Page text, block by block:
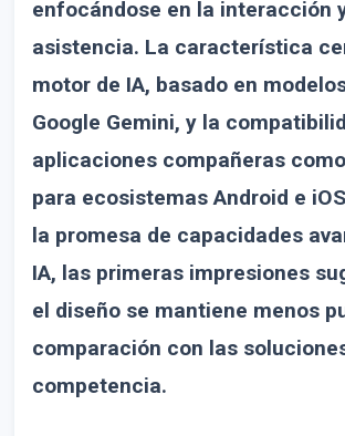
enfocándose en la interacción
asistencia. La característica
motor de IA, basado en
Google Gemini, y la
aplicaciones compañeras
para ecosistemas Android e
la promesa de capacidades
IA, las primeras impresiones
el diseño se mantiene menos
comparación con las
competencia.